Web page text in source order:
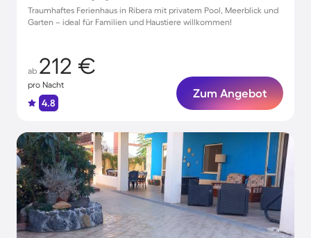
Traumhaftes Ferienhaus in Ribera mit privatem Pool, Meerblick und
Garten – ideal für Familien und Haustiere willkommen!
ab 212 €
pro Nacht
4.8
Zum Angebot